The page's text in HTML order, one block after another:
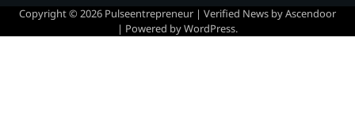
Copyright © 2026 Pulseentrepreneur | Verified News byAscendoor
| Powered byWordPress.